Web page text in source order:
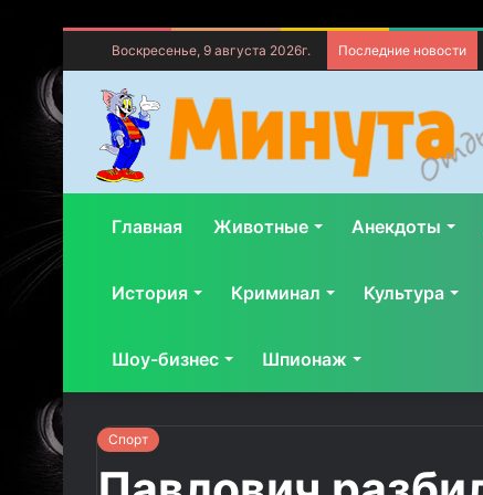
Воскресенье, 9 августа 2026г. Последние новости
Главная Животные Анекдоты
История Криминал Культура
Шоу-бизнес Шпионаж
Спорт